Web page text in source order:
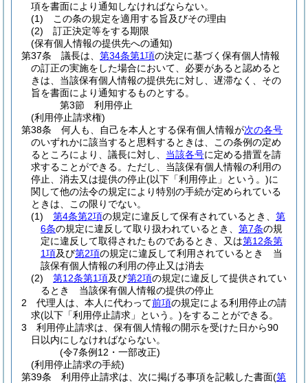
項を書面により通知しなければならない。
(1)
この条の規定を適用する旨及びその理由
(2)
訂正決定等をする期限
(保有個人情報の提供先への通知)
第37条
議長は、 第34条第1項の決定に基づく保有個人情報
の訂正の実施をした場合において、必要があると認めると
きは、当該保有個人情報の提供先に対し、遅滞なく、その
旨を書面により通知するものとする。
第3節
利用停止
(利用停止請求権)
第38条
何人も、自己を本人とする保有個人情報が次の各号
のいずれかに該当すると思料するときは、この条例の定め
るところにより、議長に対し、 当該各号に定める措置を請
求することができる。 ただし、当該保有個人情報の利用の
停止、消去又は提供の停止(以下「利用停止」という。)に
関して他の法令の規定により特別の手続が定められている
ときは、この限りでない。
(1)
第4条第2項の規定に違反して保有されているとき、 第
6条の規定に違反して取り扱われているとき、 第7条の規
定に違反して取得されたものであるとき、又は第12条第
1項及び第2項の規定に違反して利用されているとき 当
該保有個人情報の利用の停止又は消去
(2)
第12条第1項及び第2項の規定に違反して提供されてい
るとき 当該保有個人情報の提供の停止
2
代理人は、本人に代わって前項の規定による利用停止の請
求(以下「利用停止請求」という。)をすることができる。
3
利用停止請求は、保有個人情報の開示を受けた日から90
日以内にしなければならない。
(令7条例12・一部改正)
(利用停止請求の手続)
第39条
利用停止請求は、次に掲げる事項を記載した書面(第